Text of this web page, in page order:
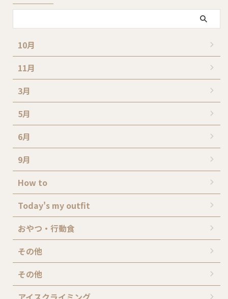
10月
11月
3月
5月
6月
9月
How to
Today's my outfit
おやつ・行動食
その他
その他